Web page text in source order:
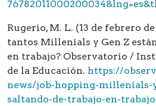
Rugerio, M. L. (13 de febrero
tantos Millenials y Gen Z
en trabajo? Observatorio /
de la Educación. https://
news/job-hopping-millenials-
saltando-de-trabajo-en-